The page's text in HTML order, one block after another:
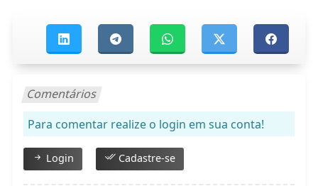
Comentários
Para comentar realize o login em sua conta!
Login Cadastre-se